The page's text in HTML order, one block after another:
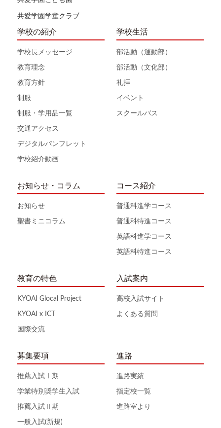
共愛学園学童クラブ
学校の紹介
学校長メッセージ
教育理念
教育方針
制服
制服・学用品一覧
交通アクセス
デジタルパンフレット
学校紹介動画
学校生活
部活動（運動部）
部活動（文化部）
礼拝
イベント
スクールバス
お知らせ・コラム
お知らせ
聖書ミニコラム
コース紹介
普通科進学コース
普通科特進コース
英語科進学コース
英語科特進コース
教育の特色
KYOAI Glocal Project
KYOAI x ICT
国際交流
入試案内
高校入試サイト
よくある質問
募集要項
推薦入試Ⅰ期
学業特別奨学生入試
推薦入試Ⅱ期
一般入試(新規)
進路
進路実績
指定校一覧
進路室より